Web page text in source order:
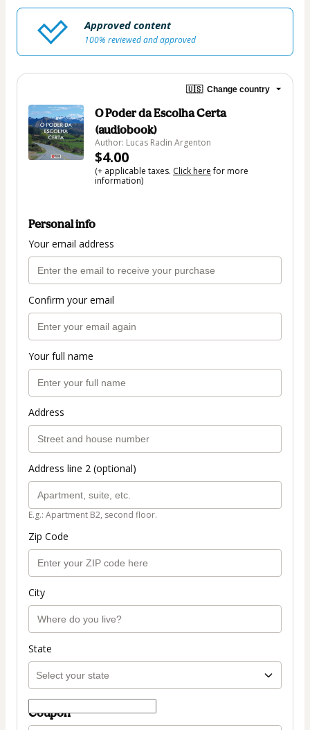
Approved content
100% reviewed and approved
🇺🇸 Change country
O Poder da Escolha Certa
(audiobook)
Author: Lucas Radin Argenton
$4.00
(+ applicable taxes. Click herefor more
information)
Personal info
Your email address
Confirm your email
Your full name
Address
Address line 2 (optional)
E.g.: Apartment B2, second floor.
Zip Code
City
State
Coupon